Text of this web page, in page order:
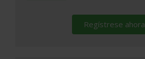
Regístrese ahora